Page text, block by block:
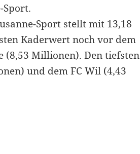
Sport.
Sport stellt mit 13,18
Kaderwert noch vor dem
(8,53 Millionen). Den tiefsten
und dem FC Wil (4,43